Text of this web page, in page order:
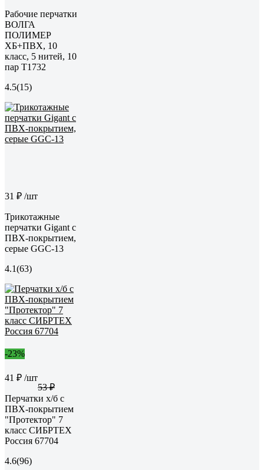
Рабочие перчатки
ВОЛГА
ПОЛИМЕР
ХБ+ПВХ, 10
класс, 5 нитей, 10
пар Т1732
4.5(15)
31 ₽ /шт
Трикотажные
перчатки Gigant с
ПВХ-покрытием,
серые GGC-13
4.1(63)
-23%
41 ₽ /шт
53 ₽
Перчатки х/б с
ПВХ-покрытием
"Протектор" 7
класс СИБРТЕХ
Россия 67704
4.6(96)